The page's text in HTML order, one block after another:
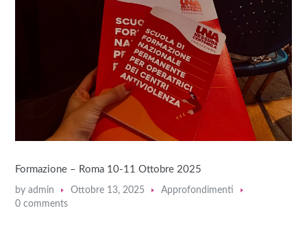
Formazione – Roma 10-11 Ottobre 2025
byadmin Ottobre 13, 2025
Approfondimenti
0 comments